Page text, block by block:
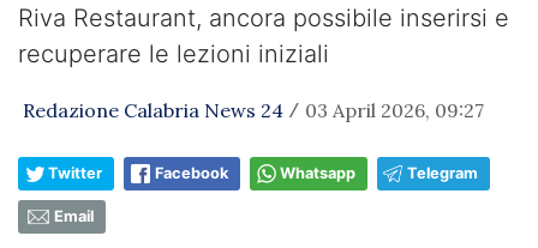
Riva Restaurant, ancora possibile inserirsi e
recuperare le lezioni iniziali
Redazione Calabria News 24 / 03 April 2026, 09:27
Twitter Facebook Whatsapp Telegram
Email